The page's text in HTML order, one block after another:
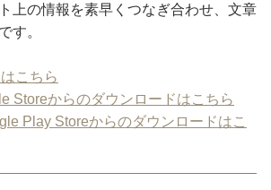
上の情報を素早くつなぎ合わせ、文章
す。
こちら
Storeからのダウンロードはこちら
Play Storeからのダウンロードはこ